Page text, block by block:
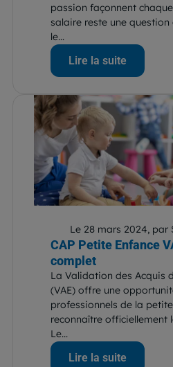
passion façonnent
salaire reste une question
le...
Lire la suite
Le 28 mars 2024, par
CAP Petite Enfance
complet
La Validation des Acquis
(VAE) offre une
professionnels de la
reconnaître officiellement
Le...
Lire la suite